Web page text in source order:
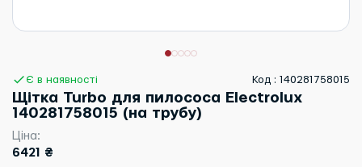
Є в наявності Код : 140281758015
Щітка Turbo для пилососа Electrolux
140281758015 (на трубу)
Ціна:
6421 ₴